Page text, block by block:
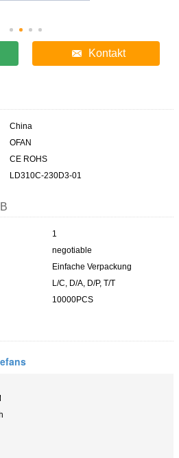
Kontakt
China
OFAN
CE ROHS
LD310C-230D3-01
1
negotiable
Einfache Verpackung
L/C, D/A, D/P, T/T
10000PCS